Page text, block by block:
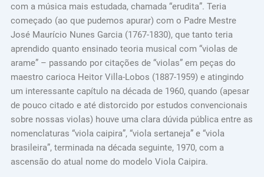
com a música mais estudada, chamada “erudita”. Teria
começado (ao que pudemos apurar) com o Padre Mestre
José Maurício Nunes Garcia (1767-1830), que tanto teria
aprendido quanto ensinado teoria musical com “violas de
arame” – passando por citações de “violas” em peças do
maestro carioca Heitor Villa-Lobos (1887-1959) e atingindo
um interessante capítulo na década de 1960, quando (apesar
de pouco citado e até distorcido por estudos convencionais
sobre nossas violas) houve uma clara dúvida pública entre as
nomenclaturas “viola caipira”, “viola sertaneja” e “viola
brasileira”, terminada na década seguinte, 1970, com a
ascensão do atual nome do modelo Viola Caipira.